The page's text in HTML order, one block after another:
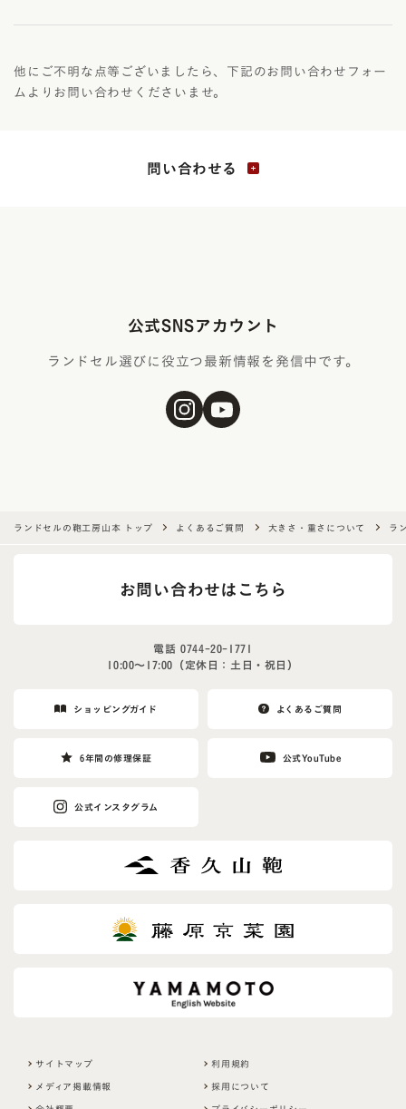
他にご不明な点等ございましたら、下記のお問い合わせフォー
ムよりお問い合わせくださいませ。
問い合わせる
公式SNSアカウント
ランドセル選びに役立つ最新情報を発信中です。
ランドセルの鞄工房山本 トップ よくあるご質問 大きさ・重さについて ラ
お問い合わせはこちら
電話0744-20-1771
10:00〜17:00（定休日：土日・祝日）
ショッピングガイド よくあるご質問
6年間の修理保証 公式YouTube
公式インスタグラム
サイトマップ 利用規約
メディア掲載情報 採用について